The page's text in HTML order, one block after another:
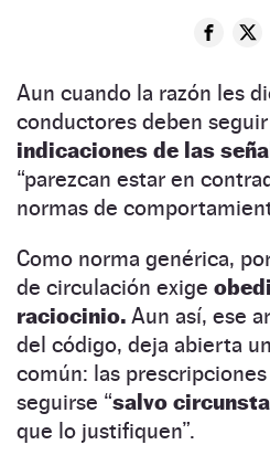
Aun cuando la razón les
conductores deben
indicaciones de las
“parezcan estar en
normas de
Como norma genérica,
de circulación exige
raciocinio. Aun así, ese
del código, deja abierta
común: las
seguirse “salvo
que lo justifiquen”.